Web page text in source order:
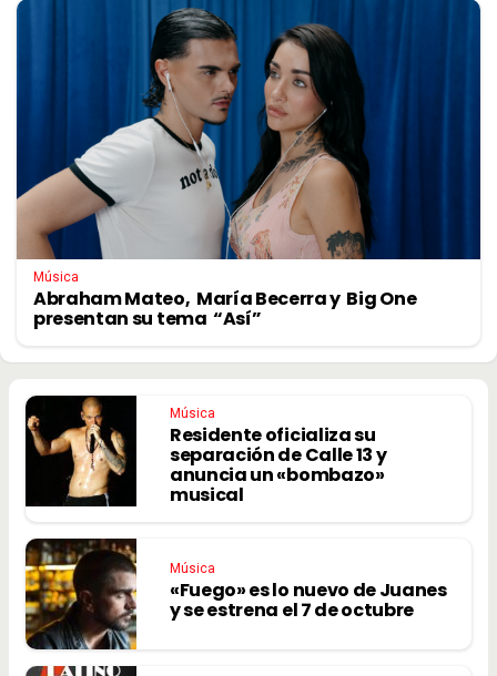
Música
Abraham Mateo, María Becerra y Big One
presentan su tema “Así”
Música
Residente oficializa su
separación de Calle 13 y
anuncia un «bombazo»
musical
Música
«Fuego» es lo nuevo de Juanes
y se estrena el 7 de octubre